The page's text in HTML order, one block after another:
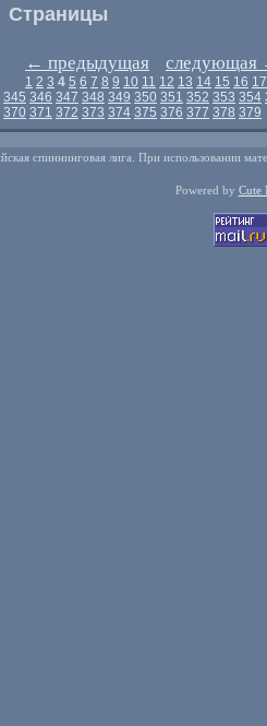
Страницы
← предыдущая следующая
1 2 3 4 5 6 7 8 9 10 11 12 13 14 15 16 17
345 346 347 348 349 350 351 352 353 354
370 371 372 373 374 375 376 377 378 379
спиннинговая лига. При использовании
Powered by Cute